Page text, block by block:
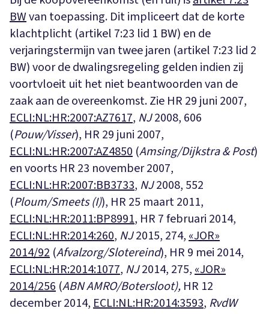
BWvan toepassing. Dit impliceert dat de korte
klachtplicht (artikel 7:23 lid 1 BW) en de
verjaringstermijn van twee jaren (artikel 7:23 lid 2
BW) voor de dwalingsregeling gelden indien zij
voortvloeit uit het niet beantwoorden van de
zaak aan de overeenkomst. Zie HR 29 juni 2007,
ECLI:NL:HR:2007:AZ7617, NJ2008, 606
(Pouw/Visser), HR 29 juni 2007,
ECLI:NL:HR:2007:AZ4850 (Amsing/Dijkstra & Post)
en voorts HR 23 november 2007,
ECLI:NL:HR:2007:BB3733, NJ2008, 552
(Ploum/Smeets (I)), HR 25 maart 2011,
ECLI:NL:HR:2011:BP8991, HR 7 februari 2014,
ECLI:NL:HR:2014:260, NJ2015, 274,«JOR»
2014/92 (Afvalzorg/Slotereind), HR 9 mei 2014,
ECLI:NL:HR:2014:1077, NJ2014, 275,«JOR»
2014/256 (ABN AMRO/Botersloot), HR 12
december 2014,ECLI:NL:HR:2014:3593, RvdW